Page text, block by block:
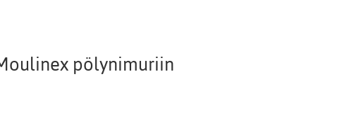
pölynimuriin